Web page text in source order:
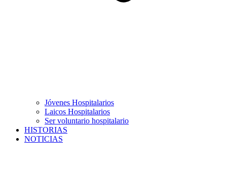
Jóvenes Hospitalarios
Laicos Hospitalarios
Ser voluntario hospitalario
HISTORIAS
NOTICIAS